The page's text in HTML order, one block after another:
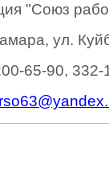
"Союз
ул.
65-90,